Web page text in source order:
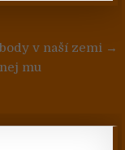
v naší zemi →
mu